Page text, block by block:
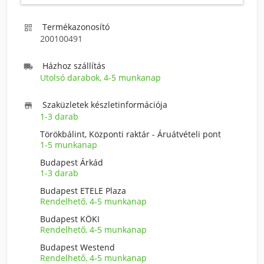

Termékazonosító
200100491

Házhoz szállítás
Utolsó darabok, 4-5 munkanap

Szaküzletek készletinformációja
1-3 darab
Törökbálint, Központi raktár - Áruátvételi pont
1-5 munkanap
Budapest Árkád
1-3 darab
Budapest ETELE Plaza
Rendelhető, 4-5 munkanap
Budapest KÖKI
Rendelhető, 4-5 munkanap
Budapest Westend
Rendelhető, 4-5 munkanap